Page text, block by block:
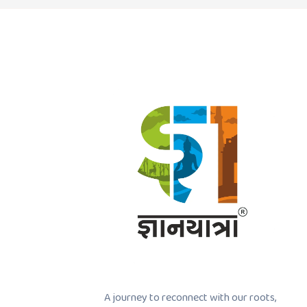
A journey to reconnect with our roots,